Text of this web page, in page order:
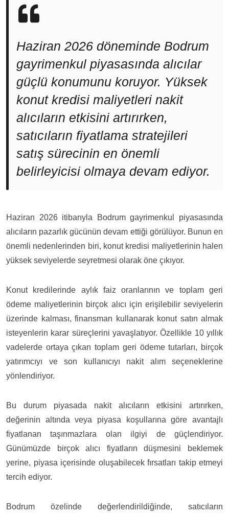
Haziran 2026 döneminde Bodrum
gayrimenkul piyasasında alıcılar
güçlü konumunu koruyor. Yüksek
konut kredisi maliyetleri nakit
alıcıların etkisini artırırken,
satıcıların fiyatlama stratejileri
satış sürecinin en önemli
belirleyicisi olmaya devam ediyor.
Haziran 2026 itibarıyla Bodrum gayrimenkul piyasasında
alıcıların pazarlık gücünün devam ettiği görülüyor. Bunun en
önemli nedenlerinden biri, konut kredisi maliyetlerinin halen
yüksek seviyelerde seyretmesi olarak öne çıkıyor.
Konut kredilerinde aylık faiz oranlarının ve toplam geri
ödeme maliyetlerinin birçok alıcı için erişilebilir seviyelerin
üzerinde kalması, finansman kullanarak konut satın almak
isteyenlerin karar süreçlerini yavaşlatıyor. Özellikle 10 yıllık
vadelerde ortaya çıkan toplam geri ödeme tutarları, birçok
yatırımcıyı ve son kullanıcıyı nakit alım seçeneklerine
yönlendiriyor.
Bu durum piyasada nakit alıcıların etkisini artırırken,
değerinin altında veya piyasa koşullarına göre avantajlı
fiyatlanan taşınmazlara olan ilgiyi de güçlendiriyor.
Günümüzde birçok alıcı fiyatların düşmesini beklemek
yerine, piyasa içerisinde oluşabilecek fırsatları takip etmeyi
tercih ediyor.
Bodrum özelinde değerlendirildiğinde, satıcıların